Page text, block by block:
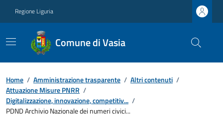
Regione Liguria
Comune di Vasia
Home / Amministrazione trasparente / Altri contenuti /
Attuazione Misure PNRR /
Digitalizzazione, innovazione, competitiv... /
PDND Archivio Nazionale dei numeri civici...